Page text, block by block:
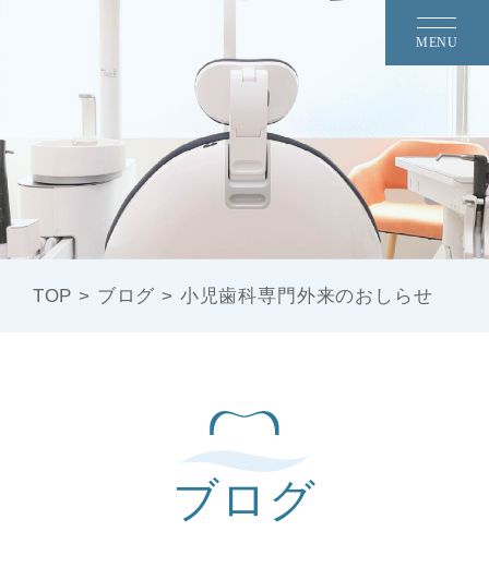
TOP > ブログ > 小児歯科専門外来のおしらせ
ブログ
MENU